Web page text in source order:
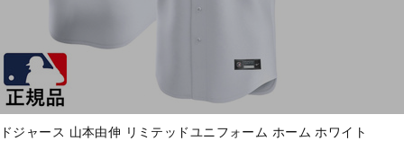
ドジャース 山本由伸 リミテッドユニフォーム ホーム ホワイト